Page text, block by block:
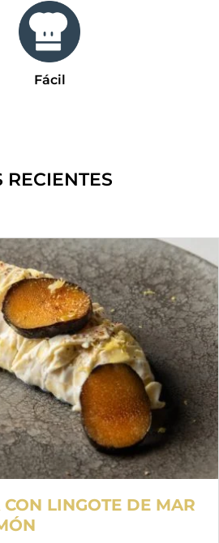
Fácil
RECIENTES
CON LINGOTE DE MAR